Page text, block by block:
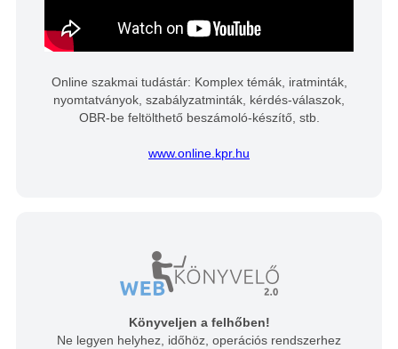
Online szakmai tudástár: Komplex témák, iratminták,
nyomtatványok, szabályzatminták, kérdés-válaszok,
OBR-be feltölthető beszámoló-készítő, stb.
www.online.kpr.hu
Könyveljen a felhőben!
Ne legyen helyhez, időhöz, operációs rendszerhez